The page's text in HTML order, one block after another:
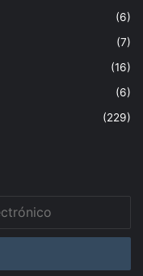
(6)
(7)
(16)
(6)
(229)